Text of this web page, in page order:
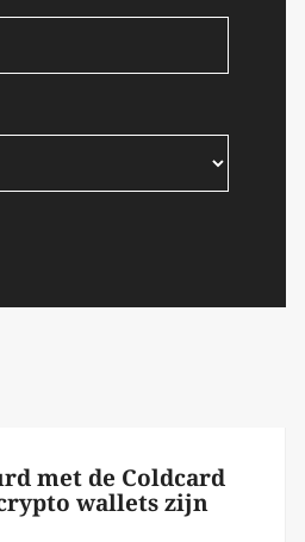
met de Coldcard
wallets zijn